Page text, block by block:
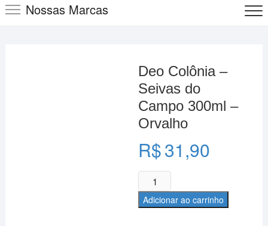
Nossas Marcas
Deo Colônia –
Seivas do
Campo 300ml –
Orvalho
R$31,90
Deo
Colônia
–Adicionar ao carrinho